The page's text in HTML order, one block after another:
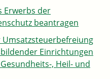
Erwerbs der
beantragen
Umsatzsteuerbefreiung
Einrichtungen
, Heil- und